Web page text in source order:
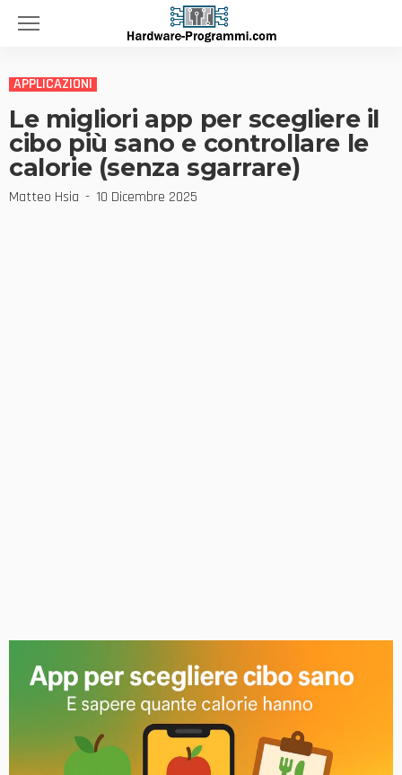
APPLICAZIONI
Le migliori app per scegliere il
cibo più sano e controllare le
calorie (senza sgarrare)
Matteo Hsia 10 Dicembre 2025